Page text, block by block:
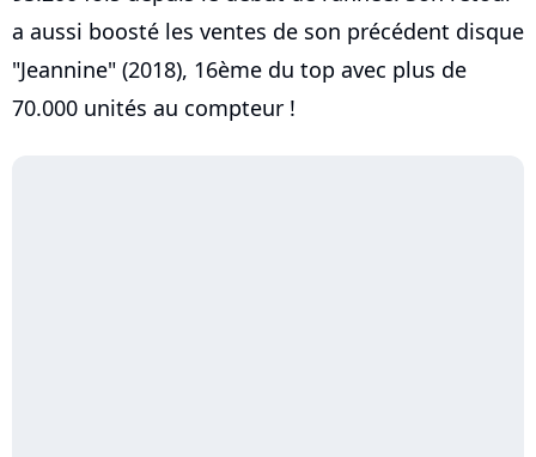
a aussi boosté les ventes de son précédent disque
"Jeannine" (2018), 16ème du top avec plus de
70.000 unités au compteur !